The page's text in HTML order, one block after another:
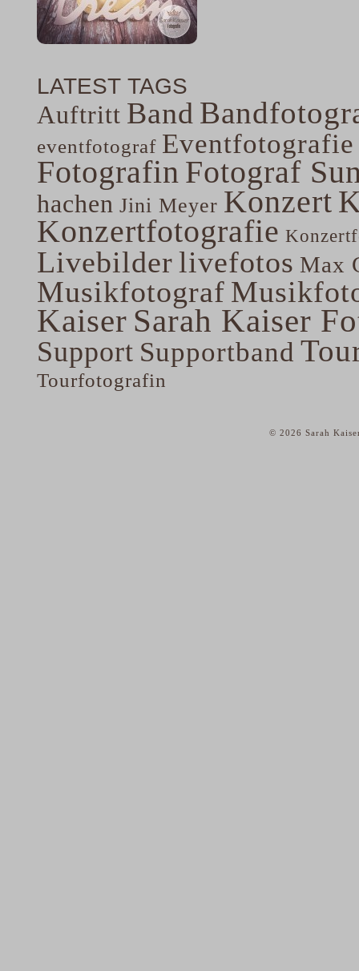
LATEST TAGS
Auftritt Band
eventfotograf Eventfotografie
Fotografin Fotograf
hachen Jini Meyer Konzert
Konzertfotografie
Livebilderlivefotos Max
Musikfotograf
Kaiser Sarah Kaiser
Support Supportband
Tourfotografin
© 2026 Sarah